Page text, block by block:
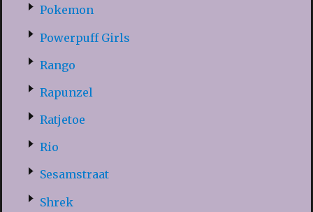
Pokemon
Powerpuff Girls
Rango
Rapunzel
Ratjetoe
Rio
Sesamstraat
Shrek